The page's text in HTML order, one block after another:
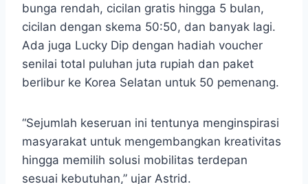
bunga rendah, cicilan gratis hingga 5 bulan,
cicilan dengan skema 50:50, dan banyak lagi.
Ada juga Lucky Dip dengan hadiah voucher
senilai total puluhan juta rupiah dan paket
berlibur ke Korea Selatan untuk 50 pemenang.
“Sejumlah keseruan ini tentunya menginspirasi
masyarakat untuk mengembangkan kreativitas
hingga memilih solusi mobilitas terdepan
sesuai kebutuhan,” ujar Astrid.